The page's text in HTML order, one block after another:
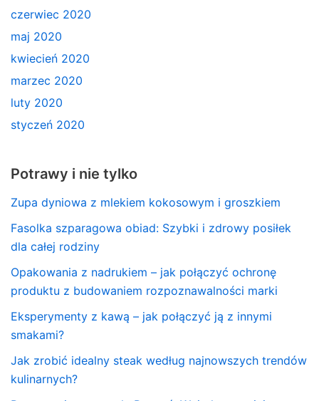
czerwiec 2020
maj 2020
kwiecień 2020
marzec 2020
luty 2020
styczeń 2020
Potrawy i nie tylko
Zupa dyniowa z mlekiem kokosowym i groszkiem
Fasolka szparagowa obiad: Szybki i zdrowy posiłek
dla całej rodziny
Opakowania z nadrukiem – jak połączyć ochronę
produktu z budowaniem rozpoznawalności marki
Eksperymenty z kawą – jak połączyć ją z innymi
smakami?
Jak zrobić idealny steak według najnowszych trendów
kulinarnych?